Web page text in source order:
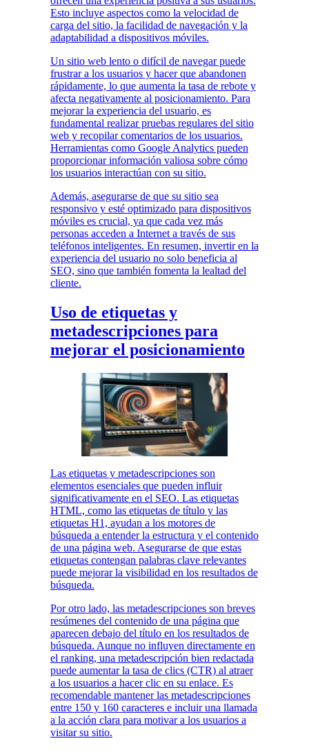
Esto incluye aspectos como la velocidad de
carga del sitio, la facilidad de navegación y la
adaptabilidad a dispositivos móviles.
Un sitio web lento o difícil de navegar puede
frustrar a los usuarios y hacer que abandonen
rápidamente, lo que aumenta la tasa de rebote y
afecta negativamente al posicionamiento. Para
mejorar la experiencia del usuario, es
fundamental realizar pruebas regulares del sitio
web y recopilar comentarios de los usuarios.
Herramientas como Google Analytics pueden
proporcionar información valiosa sobre cómo
los usuarios interactúan con su sitio.
Además, asegurarse de que su sitio sea
responsivo y esté optimizado para dispositivos
móviles es crucial, ya que cada vez más
personas acceden a Internet a través de sus
teléfonos inteligentes. En resumen, invertir en la
experiencia del usuario no solo beneficia al
SEO, sino que también fomenta la lealtad del
cliente.
Uso de etiquetas y
metadescripciones para
mejorar el posicionamiento
Las etiquetas y metadescripciones son
elementos esenciales que pueden influir
significativamente en el SEO. Las etiquetas
HTML, como las etiquetas de título y las
etiquetas H1, ayudan a los motores de
búsqueda a entender la estructura y el contenido
de una página web. Asegurarse de que estas
etiquetas contengan palabras clave relevantes
puede mejorar la visibilidad en los resultados de
búsqueda.
Por otro lado, las metadescripciones son breves
resúmenes del contenido de una página que
aparecen debajo del título en los resultados de
búsqueda. Aunque no influyen directamente en
el ranking, una metadescripción bien redactada
puede aumentar la tasa de clics (CTR) al atraer
a los usuarios a hacer clic en su enlace. Es
recomendable mantener las metadescripciones
entre 150 y 160 caracteres e incluir una llamada
a la acción clara para motivar a los usuarios a
visitar su sitio.